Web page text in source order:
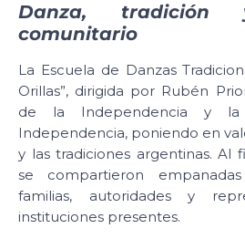
Danza, tradición
comunitario
La Escuela de Danzas
Orillas”, dirigida por Rubén
de la Independencia y
Independencia, poniendo en
y las tradiciones argentinas. Al
se compartieron
familias, autoridades y
instituciones presentes.